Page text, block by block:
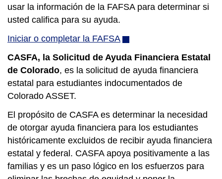
usar la información de la FAFSA para determinar si
usted califica para su ayuda.
Iniciar o completar la FAFSA (opens
in
new
window)
CASFA, la Solicitud de Ayuda Financiera Estatal
de Colorado, es la solicitud de ayuda financiera
estatal para estudiantes indocumentados de
Colorado ASSET.
El propósito de CASFA es determinar la necesidad
de otorgar ayuda financiera para los estudiantes
históricamente excluidos de recibir ayuda financiera
estatal y federal. CASFA apoya positivamente a las
familias y es un paso lógico en los esfuerzos para